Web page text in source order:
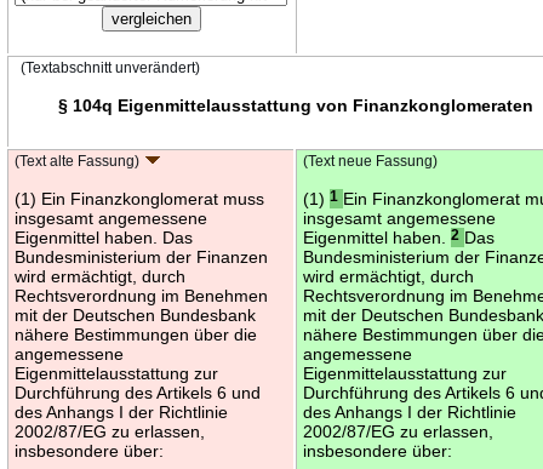
(Textabschnitt unverändert)
§ 104q Eigenmittelausstattung von Finanzkonglomeraten
(Text alte Fassung)
(1) Ein Finanzkonglomerat muss
insgesamt angemessene
Eigenmittel haben. Das
Bundesministerium der Finanzen
wird ermächtigt, durch
Rechtsverordnung im Benehmen
mit der Deutschen Bundesbank
nähere Bestimmungen über die
angemessene
Eigenmittelausstattung zur
Durchführung des Artikels 6 und
des Anhangs I der Richtlinie
2002/87/EG zu erlassen,
insbesondere über:
(Text neue Fassung)
(1)1 Ein Finanzkonglomerat
insgesamt angemessene
Eigenmittel haben.2 Das
Bundesministerium der
wird ermächtigt, durch
Rechtsverordnung im
mit der Deutschen
nähere Bestimmungen über
angemessene
Eigenmittelausstattung zur
Durchführung des Artikels 6
des Anhangs I der Richtlinie
2002/87/EG zu erlassen,
insbesondere über: